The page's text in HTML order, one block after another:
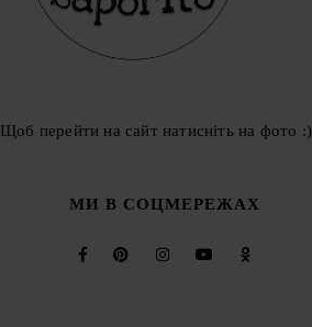
Щоб перейти на сайт натисніть на фото :)
МИ В СОЦМЕРЕЖАХ